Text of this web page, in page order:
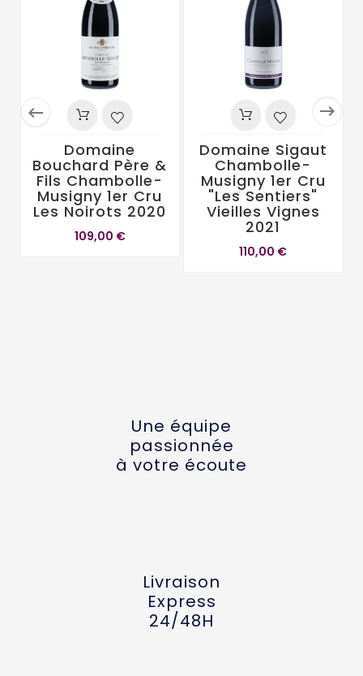
 
Domaine
Bouchard Père &
Fils Chambolle-
Musigny 1er Cru
Les Noirots 2020
109,00 €
Domaine Sigaut
Chambolle-
Musigny 1er Cru
"Les Sentiers"
Vieilles Vignes
2021
110,00 €
Une équipe
passionnée
à votre écoute
Livraison
Express
24/48H